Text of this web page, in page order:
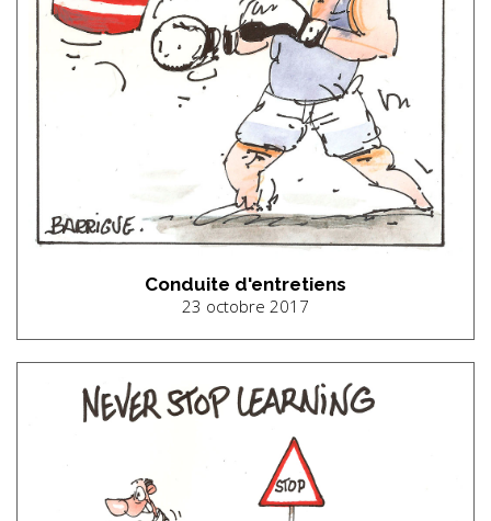
Conduite d'entretiens
23 octobre 2017